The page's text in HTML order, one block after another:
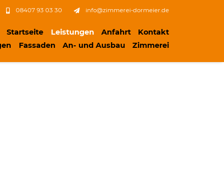
08407 93 03 30 info@zimmerei-dormeier.de
Startseite
Leistungen
Fassaden An- und Ausbau Zimmerei
Anfahrt Kontakt